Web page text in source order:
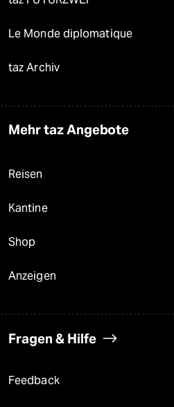
Le Monde diplomatique
taz Archiv
Mehr taz Angebote
Reisen
Kantine
Shop
Anzeigen
Fragen & Hilfe
Feedback